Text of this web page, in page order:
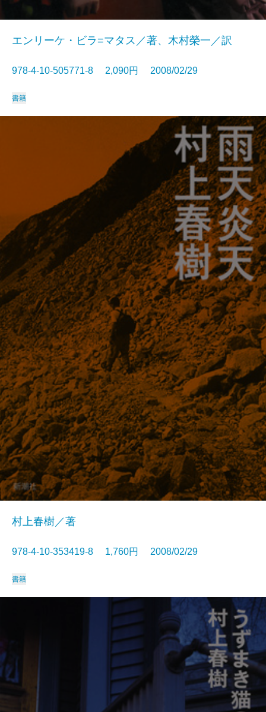
エンリーケ・ビラ=マタス／著、木村榮一／訳
978-4-10-505771-8 2,090円 2008/02/29
書籍
村上春樹／著
978-4-10-353419-8 1,760円 2008/02/29
書籍